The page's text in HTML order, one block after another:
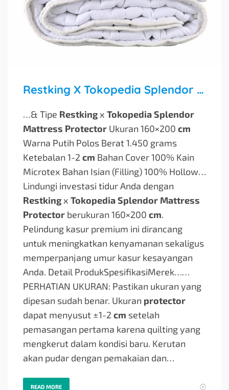
Restking X Tokopedia Splendor Mattress Protector 160×200 Cm
…& Tipe Restkingx Tokopedia Splendor
Mattress Protector Ukuran 160×200 cm
Warna Putih Polos Berat 1.450 grams
Ketebalan 1-2 cm Bahan Cover 100% Kain
Microtex Bahan Isian (Filling) 100% Hollow…
Lindungi investasi tidur Anda dengan
Restkingx Tokopedia Splendor Mattress
Protector berukuran 160×200 cm.
Pelindung kasur premium ini dirancang
untuk meningkatkan kenyamanan sekaligus
memperpanjang umur kasur kesayangan
Anda. Detail ProdukSpesifikasiMerek……
PERHATIAN UKURAN: Pastikan ukuran yang
dipesan sudah benar. Ukuran protector
dapat menyusut ±1-2 cm setelah
pemasangan pertama karena quilting yang
mengkerut dalam kondisi baru. Kerutan
akan pudar dengan pemakaian dan…
READ MORE